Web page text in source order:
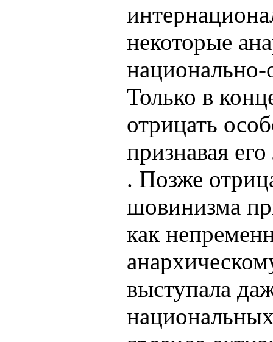
некоторые
Только в
отрицать
признавая
. Позже
шовинизма
как
выступала